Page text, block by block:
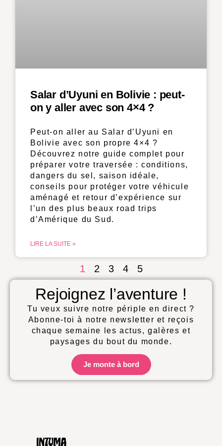
Salar d’Uyuni en Bolivie : peut-
on y aller avec son 4×4 ?
Peut-on aller au Salar d’Uyuni en
Bolivie avec son propre 4×4 ?
Découvrez notre guide complet pour
préparer votre traversée : conditions,
dangers du sel, saison idéale,
conseils pour protéger votre véhicule
aménagé et retour d’expérience sur
l’un des plus beaux road trips
d’Amérique du Sud.
LIRE LA SUITE »
1 2 3 4 5
Rejoignez l’aventure !
Tu veux suivre notre périple en direct ?
Abonne-toi à notre newsletter et reçois
chaque semaine les actus, galères et
paysages du bout du monde.
Je monte à bord